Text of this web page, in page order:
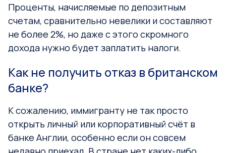
Проценты, начисляемые по депозитным
счетам, сравнительно невелики и составляют
не более 2%, но даже с этого скромного
дохода нужно будет заплатить налоги.
Как не получить отказ в британском
банке?
К сожалению, иммигранту не так просто
открыть личный или корпоративный счёт в
банке Англии, особенно если он совсем